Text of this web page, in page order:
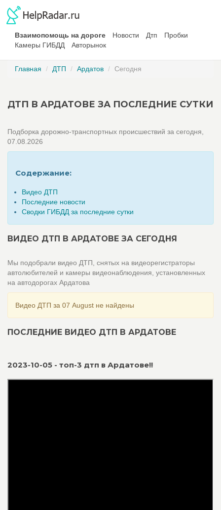
Взаимопомощь на дороге Новости Дтп
Пробки
Камеры ГИБДД
Авторынок
Главная ДТП Ардатов Сегодня
ДТП В АРДАТОВЕ ЗА ПОСЛЕДНИЕ СУТКИ
Подборка дорожно-транспортных происшествий за сегодня,
07.08.2026
Содержание:
Видео ДТП
Последние новости
Сводки ГИБДД за последние сутки
ВИДЕО ДТП В АРДАТОВЕ ЗА СЕГОДНЯ
Мы подобрали видео ДТП, снятых на видеорегистраторы
автолюбителей и камеры видеонаблюдения, установленных
на автодорогах Ардатова
Видео ДТП за 07 August не найдены
ПОСЛЕДНИЕ ВИДЕО ДТП В АРДАТОВЕ
2023-10-05 - топ-3 дтп в Ардатове!!